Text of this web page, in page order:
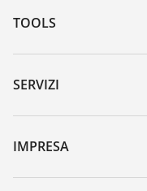
TOOLS
Downloads
Ricerca numero di serie
DTM Collection/PACTware
SERVIZI
Reso apparecchio
Seminari
IMPRESA
VEGA, l'azienda